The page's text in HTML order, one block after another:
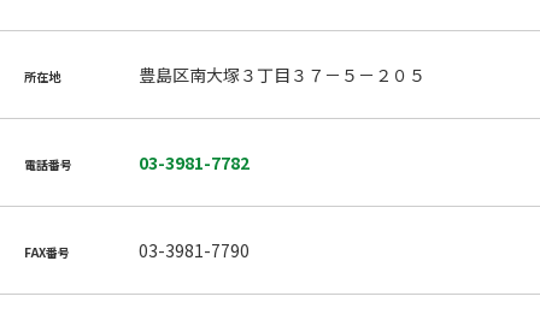
所在地 豊島区南大塚３丁目３７－５－２０５
電話番号 03-3981-7782
FAX番号 03-3981-7790